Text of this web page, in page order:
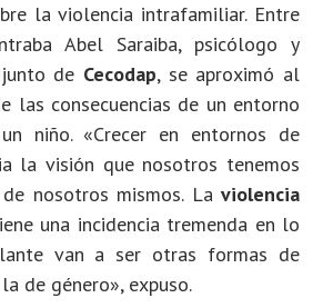
la violencia intrafamiliar. Entre
Abel Saraiba, psicólogo y
de Cecodap, se aproximó al
las consecuencias de un entorno
niño. «Crecer en entornos de
la visión que nosotros tenemos
nosotros mismos. La violencia
una incidencia tremenda en lo
van a ser otras formas de
de género», expuso.